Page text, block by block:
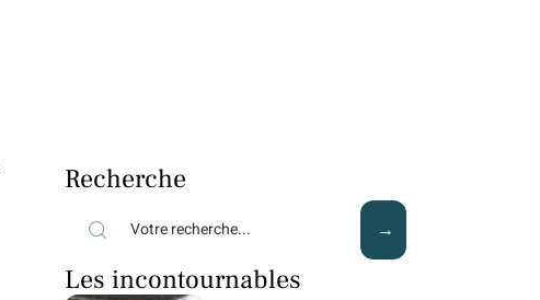
Recherche
Les incontournables